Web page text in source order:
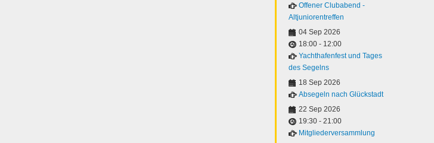
Offener Clubabend -
Altjuniorentreffen
04 Sep 2026
18:00 - 12:00
Yachthafenfest und Tages
des Segelns
18 Sep 2026
Absegeln nach Glückstadt
22 Sep 2026
19:30 - 21:00
Mitgliederversammlung